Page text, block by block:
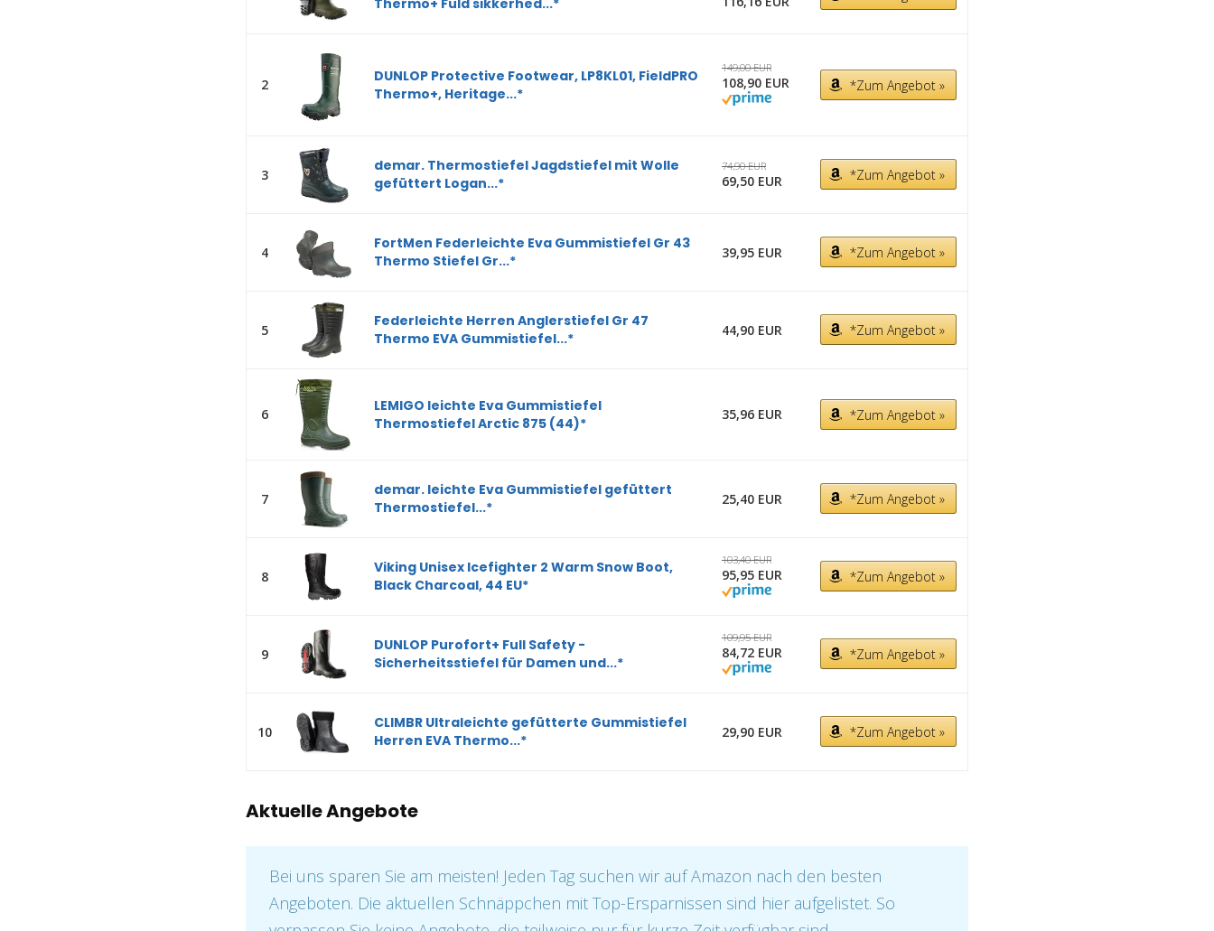
2
DUNLOP Protective Footwear, LP8KL01, FieldPRO
Thermo+, Heritage...*
149,00 EUR
108,90 EUR *Zum Angebot »
3
demar. Thermostiefel Jagdstiefel mit Wolle
gefüttert Logan...*
74,90 EUR
69,50 EUR *Zum Angebot »
4
FortMen Federleichte Eva Gummistiefel Gr 43
Thermo Stiefel Gr...*
39,95 EUR *Zum Angebot »
5
Federleichte Herren Anglerstiefel Gr 47
Thermo EVA Gummistiefel...*
44,90 EUR *Zum Angebot »
6
LEMIGO leichte Eva Gummistiefel
Thermostiefel Arctic 875 (44)*
35,96 EUR *Zum Angebot »
7
demar. leichte Eva Gummistiefel gefüttert
Thermostiefel...*
25,40 EUR *Zum Angebot »
8
Viking Unisex Icefighter 2 Warm Snow Boot,
Black Charcoal, 44 EU*
103,40 EUR
95,95 EUR *Zum Angebot »
9
DUNLOP Purofort+ Full Safety -
Sicherheitsstiefel für Damen und...*
109,95 EUR
84,72 EUR *Zum Angebot »
10
CLIMBR Ultraleichte gefütterte Gummistiefel
Herren EVA Thermo...*
29,90 EUR *Zum Angebot »
Aktuelle Angebote
Bei uns sparen Sie am meisten! Jeden Tag suchen wir auf Amazon nach den besten
Angeboten. Die aktuellen Schnäppchen mit Top-Ersparnissen sind hier aufgelistet. So